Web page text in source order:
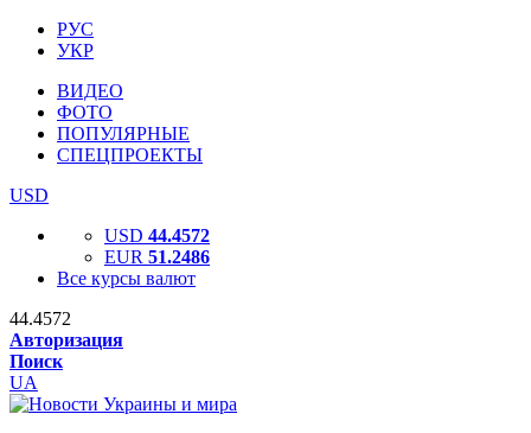
РУС
УКР
ВИДЕО
ФОТО
ПОПУЛЯРНЫЕ
СПЕЦПРОЕКТЫ
USD
USD 44.4572
EUR 51.2486
Все курсы валют
44.4572
Авторизация
Поиск
UA